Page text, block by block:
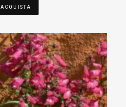
ACQUISTA